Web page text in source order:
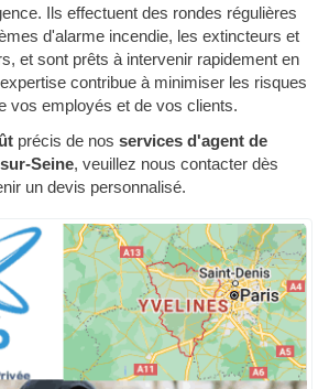
Ils effectuent des rondes régulières
d'alarme incendie, les extincteurs et
et sont prêts à intervenir rapidement en
contribue à minimiser les risques
vos employés et de vos clients.
précis de nos services d'agent de
Seine, veuillez nous contacter dès
un devis personnalisé.